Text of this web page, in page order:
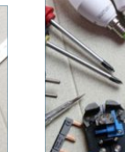
og flere
udvider,
elekt...